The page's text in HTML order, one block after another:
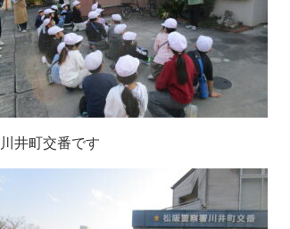
川井町交番です